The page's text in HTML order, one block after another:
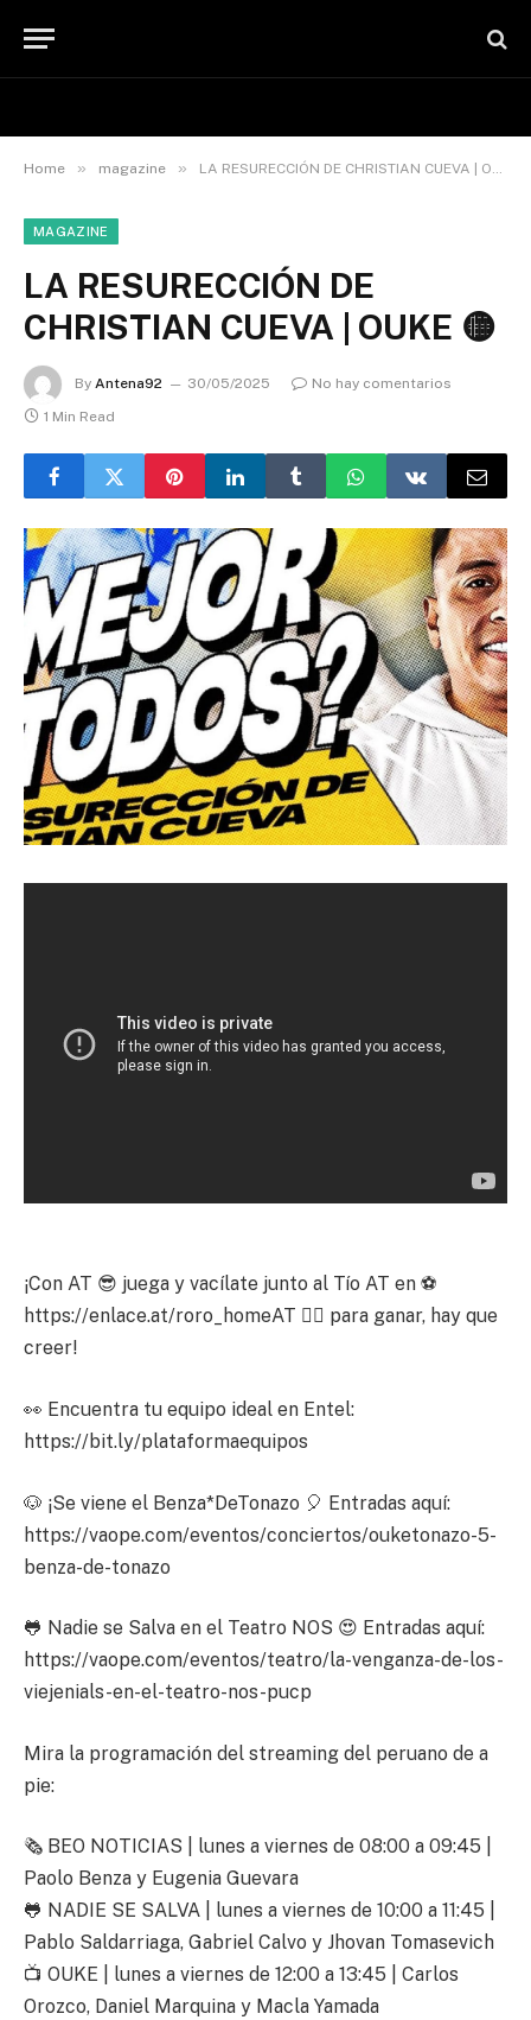
Home » magazine » LA RESURECCIÓN DE CHRISTIAN CUEVA | OUKE 🟡
MAGAZINE
LA RESURECCIÓN DE
CHRISTIAN CUEVA | OUKE 🟡
By Antena92 30/05/2025
No hay comentarios
1 Min Read
¡Con AT 😎 juega y vacílate junto al Tío AT en ⚽
https://enlace.at/roro_homeAT 👈🏽 para ganar, hay que
creer!
👀 Encuentra tu equipo ideal en Entel:
https://bit.ly/plataformaequipos
🐶 ¡Se viene el Benza*DeTonazo 🎈 Entradas aquí:
https://vaope.com/eventos/conciertos/ouketonazo-5-
benza-de-tonazo
🐸 Nadie se Salva en el Teatro NOS 😍 Entradas aquí:
https://vaope.com/eventos/teatro/la-venganza-de-los-
viejenials-en-el-teatro-nos-pucp
Mira la programación del streaming del peruano de a
pie:
🗞 BEO NOTICIAS | lunes a viernes de 08:00 a 09:45 |
Paolo Benza y Eugenia Guevara
🐸 NADIE SE SALVA | lunes a viernes de 10:00 a 11:45 |
Pablo Saldarriaga, Gabriel Calvo y Jhovan Tomasevich
📺 OUKE | lunes a viernes de 12:00 a 13:45 | Carlos
Orozco, Daniel Marquina y Macla Yamada